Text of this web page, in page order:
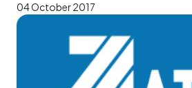
04 October 2017